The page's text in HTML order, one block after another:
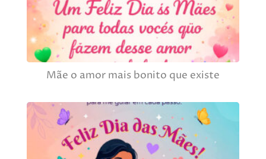
Mãe o amor mais bonito que existe